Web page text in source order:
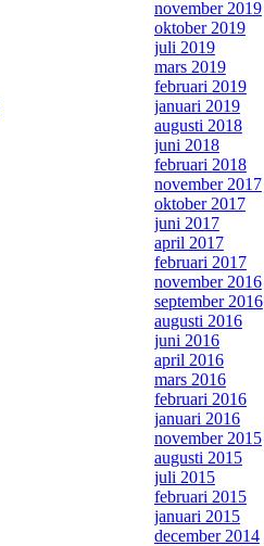
november 2019
oktober 2019
juli 2019
mars 2019
februari 2019
januari 2019
augusti 2018
juni 2018
februari 2018
november 2017
oktober 2017
juni 2017
april 2017
februari 2017
november 2016
september 2016
augusti 2016
juni 2016
april 2016
mars 2016
februari 2016
januari 2016
november 2015
augusti 2015
juli 2015
februari 2015
januari 2015
december 2014